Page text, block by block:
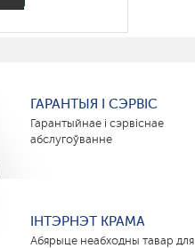
ГАРАНТЫЯ І СЭРВІС
Гарантыйнае і сэрвіснае
абслугоўванне
ІНТЭРНЭТ КРАМА
Абярыце неабходны тавар для